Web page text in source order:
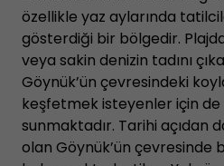
özellikle yaz aylarında
gösterdiği bir bölgedir.
veya sakin denizin tadını
Göynük’ün çevresindeki
keşfetmek isteyenler için de
sunmaktadır. Tarihi açıdan
olan Göynük’ün çevresinde